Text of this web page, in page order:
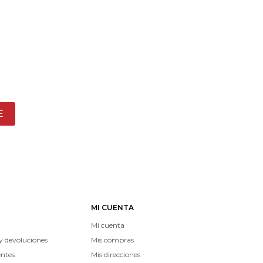
devoluciones
MI CUENTA
Mi cuenta
Mis compras
Mis direcciones